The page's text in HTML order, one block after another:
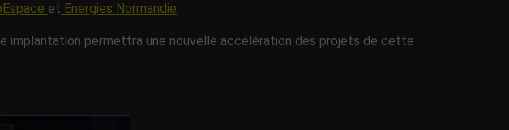
et Energies Normandie.
implantation permettra une nouvelle accélération des projets de cette